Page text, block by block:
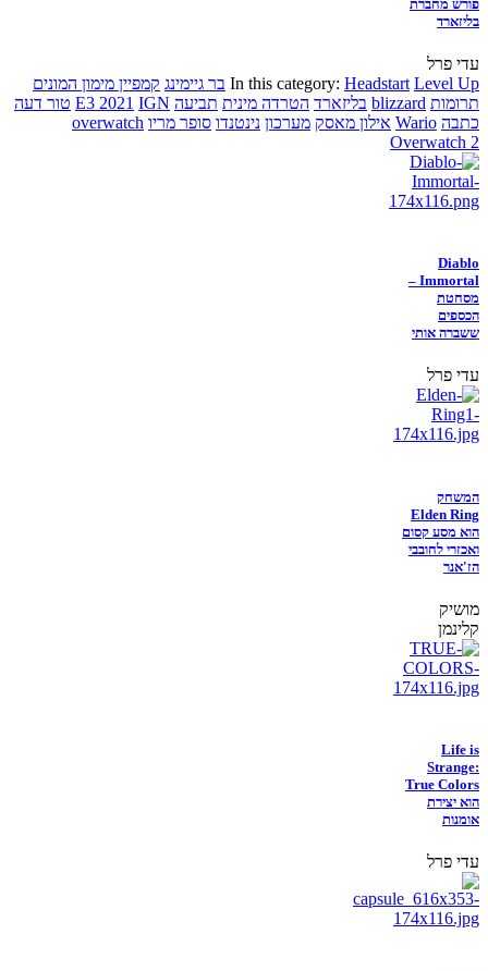
פורש מחברת
בליזארד
עדי פרל
In this category: Headstart Level Up בר גיימינג קמפיין מימון המונים
תרומות blizzard בליזארד הטרדה מינית תביעה E3 2021 IGN
טור דעה
כתבה Wario אילון מאסק מערכון נינטנדו סופר מריו overwatch
Overwatch 2
Diablo
Immortal –
מסחטת
הכספים
ששברה אותי
עדי פרל
המשחק
Elden Ring
הוא מסע קסום
ואכזרי לחובבי
הז'אנר
מושיק
קלינמן
Life is
Strange:
True Colors
הוא יצירת
אומנות
עדי פרל